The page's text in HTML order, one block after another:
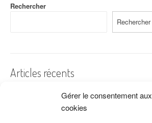
Gérer le consentement aux
cookies
Rechercher
Rechercher
Articles récents
A quelles dates de l’année offre-t-on des fleurs ?
Les fleurs préférées des Français